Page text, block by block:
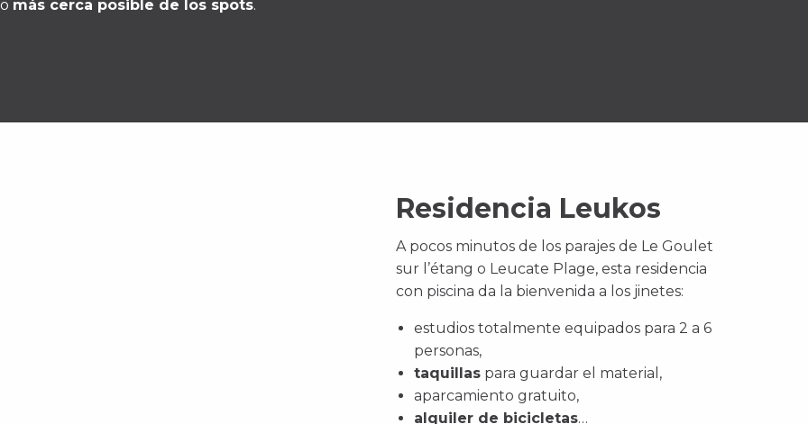
más cerca posible de los spots.
Residencia Leukos
A pocos minutos de los parajes de Le Goulet
sur l’étang o Leucate Plage, esta residencia
con piscina da la bienvenida a los jinetes:
estudios totalmente equipados para 2 a 6
personas,
taquillas para guardar el material,
aparcamiento gratuito,
alquiler de bicicletas…